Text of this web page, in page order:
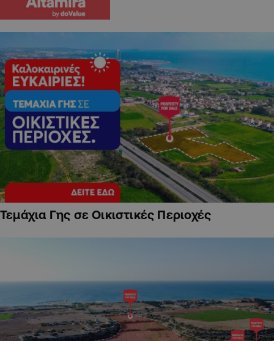
Τεμάχια Γης σε Οικιστικές Περιοχές